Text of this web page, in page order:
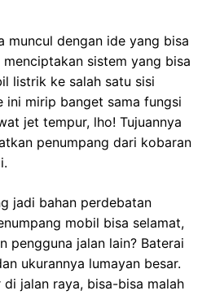
muncul dengan ide yang bisa
sistem yang bisa
listrik ke salah satu sisi
ini mirip banget sama fungsi
jet tempur, lho! Tujuannya
penumpang dari kobaran
jadi bahan perdebatan
mobil bisa selamat,
pengguna jalan lain? Baterai
ukurannya lumayan besar.
jalan raya, bisa-bisa malah